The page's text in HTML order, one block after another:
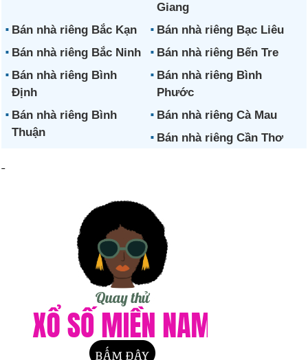
Giang
Bán nhà riêng Bắc Kạn
Bán nhà riêng Bạc Liêu
Bán nhà riêng Bắc Ninh
Bán nhà riêng Bến Tre
Bán nhà riêng Bình
Định
Bán nhà riêng Bình
Phước
Bán nhà riêng Bình
Thuận
Bán nhà riêng Cà Mau
Bán nhà riêng Cần Thơ